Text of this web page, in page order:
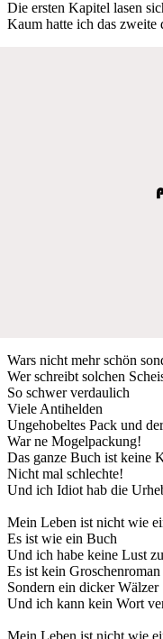
Die ersten Kapitel lasen
Kaum hatte ich das zweite
Wars nicht mehr schön
Wer schreibt solchen
So schwer verdaulich
Viele Antihelden
Ungehobeltes Pack und
War ne Mogelpackung!
Das ganze Buch ist keine
Nicht mal schlechte!
Und ich Idiot hab die
Mein Leben ist nicht wie
Es ist wie ein Buch
Und ich habe keine Lust
Es ist kein Groschenroman
Sondern ein dicker Wälzer
Und ich kann kein Wort
Mein Leben ist nicht wie